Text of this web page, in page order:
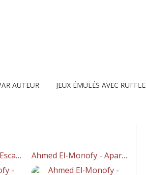
AUTEUR JEUX ÉMULÉS AVEC RUFFLE
Ahmed El-Monofy - Escape 3D The Rooms Ahmed El-Monofy - Apartment Room Escape